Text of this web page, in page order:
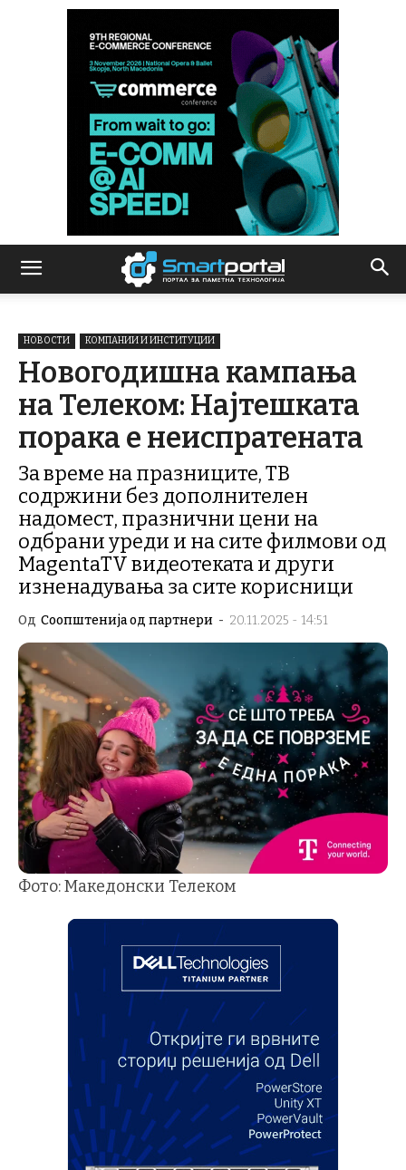
НОВОСТИ КОМПАНИИ И ИНСТИТУЦИИ
Новогодишна кампања
на Телеком: Најтешката
порака е неиспратената
За време на празниците, ТВ
содржини без дополнителен
надомест, празнични цени на
одбрани уреди и на сите филмови од
MagentaTV видеотеката и други
изненадувања за сите корисници
Од Соопштенија од партнери - 20.11.2025 - 14:51
Фото: Македонски Телеком